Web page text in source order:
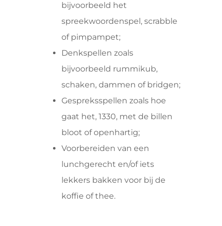
bijvoorbeeld het
spreekwoordenspel, scrabble
of pimpampet;
Denkspellen zoals
bijvoorbeeld rummikub,
schaken, dammen of bridgen;
Gespreksspellen zoals hoe
gaat het, 1330, met de billen
bloot of openhartig;
Voorbereiden van een
lunchgerecht en/of iets
lekkers bakken voor bij de
koffie of thee.